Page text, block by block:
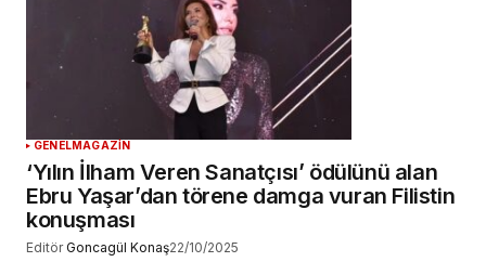
GENELMAGAZİN
‘Yılın İlham Veren Sanatçısı’ ödülünü alan
Ebru Yaşar’dan törene damga vuran Filistin
konuşması
Editör Goncagül Konaş22/10/2025